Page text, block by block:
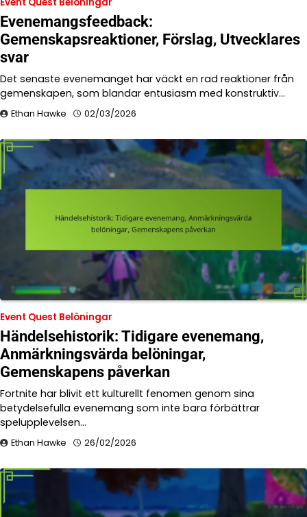
Event Quest Belöningar
Evenemangsfeedback:
Gemenskapsreaktioner, Förslag, Utvecklares
svar
Det senaste evenemanget har väckt en rad reaktioner från
gemenskapen, som blandar entusiasm med konstruktiv…
Ethan Hawke 02/03/2026
Event Quest Belöningar
Händelsehistorik: Tidigare evenemang,
Anmärkningsvärda belöningar,
Gemenskapens påverkan
Fortnite har blivit ett kulturellt fenomen genom sina
betydelsefulla evenemang som inte bara förbättrar
spelupplevelsen…
Ethan Hawke 26/02/2026